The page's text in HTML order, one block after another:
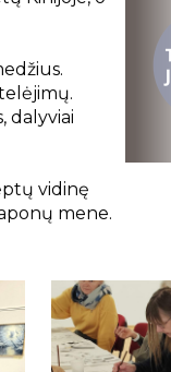
dalyviai
vidinę
mene.